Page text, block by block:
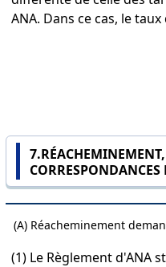
ANA. Dans ce cas, le taux
(A) Réacheminement
(1) Le Règlement d'ANA